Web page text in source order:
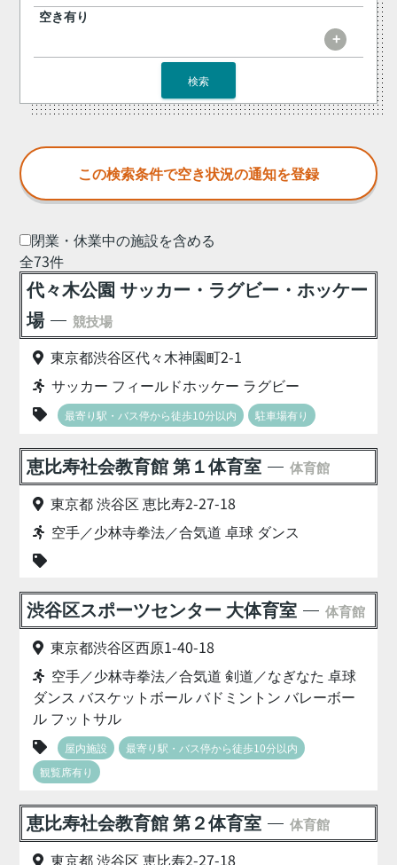
閉業・休業中の施設を含める
全73件
代々木公園 サッカー・ラグビー・ホッケー
場
競技場
東京都渋谷区代々木神園町2-1
サッカー フィールドホッケー ラグビー
最寄り駅・バス停から徒歩10分以内 駐車場有り
恵比寿社会教育館 第１体育室 体育館
東京都 渋谷区 恵比寿2-27-18
空手／少林寺拳法／合気道 卓球 ダンス
渋谷区スポーツセンター 大体育室 体育館
東京都渋谷区西原1-40-18
空手／少林寺拳法／合気道 剣道／なぎなた 卓球
ダンス バスケットボール バドミントン バレーボー
ル フットサル
屋内施設
最寄り駅・バス停から徒歩10分以内
観覧席有り
恵比寿社会教育館 第２体育室 体育館
東京都 渋谷区 恵比寿2-27-18
空き有り
+
検索